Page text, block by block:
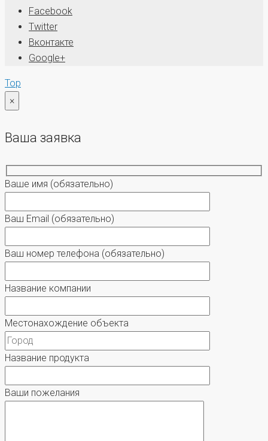
Facebook
Twitter
Вконтакте
Google+
Top
×
Ваша заявка
Ваше имя (обязательно)
Ваш Email (обязательно)
Ваш номер телефона (обязательно)
Название компании
Местонахождение объекта
Название продукта
Ваши пожелания